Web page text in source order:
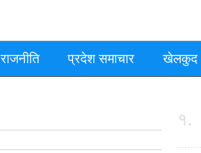
राजनीति प्रदेश समाचार खेलकुद
१.